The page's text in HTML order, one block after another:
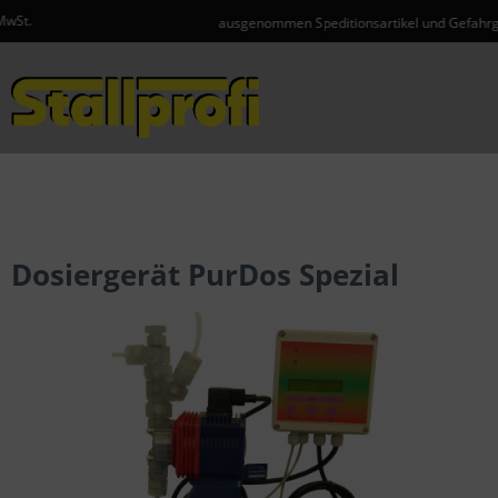
ausgenommen Speditionsartikel und Gefahrgut
Dosiergerät PurDos Spezial